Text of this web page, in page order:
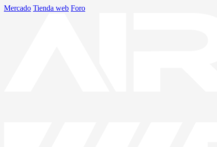
Mercado Tienda web Foro